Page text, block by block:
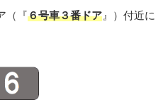
（『６号車３番ドア 』）付近に